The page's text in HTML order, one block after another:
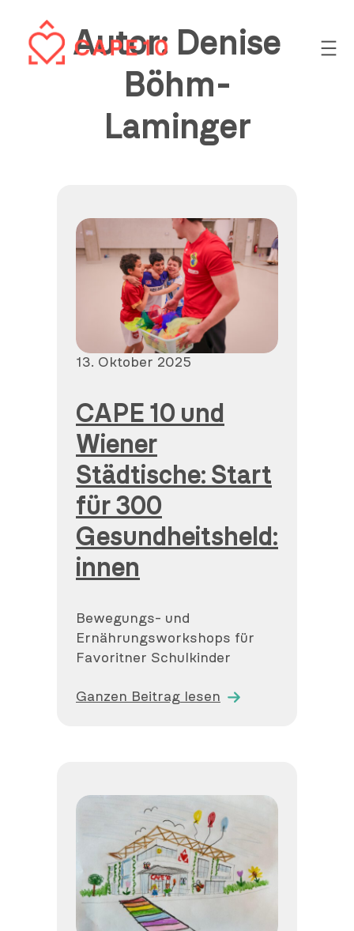
Zum
Inhalt
Autor: Denise
Böhm-
Laminger
Veröffentlicht
13. Oktober 2025
CAPE 10 und
Wiener
Städtische: Start
für 300
Gesundheitsheld:
innen
Bewegungs- und
Ernährungsworkshops für
Favoritner Schulkinder
Ganzen Beitrag lesen